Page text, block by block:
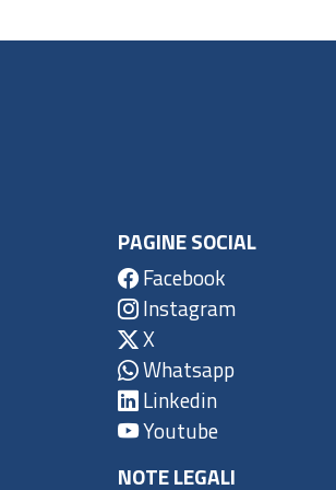
PAGINE SOCIAL
Facebook
Instagram
X
Whatsapp
Linkedin
Youtube
NOTE LEGALI